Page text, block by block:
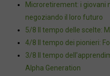
Microretirement: i giovani
negoziando il loro futuro
5/8 Il tempo delle scelte:
4/8 Il tempo dei pionieri:
3/8 Il tempo
Alpha Generation